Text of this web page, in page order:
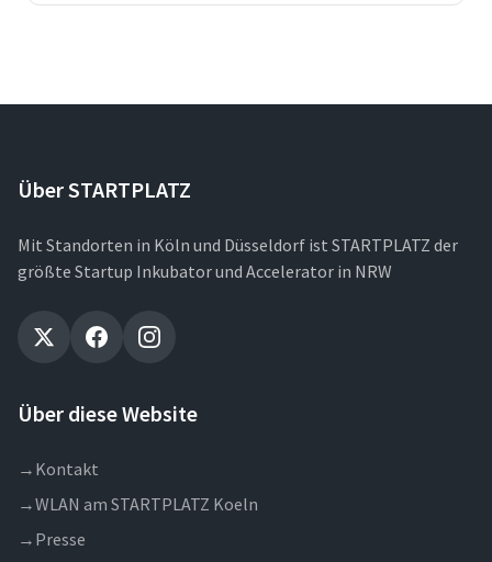
Über STARTPLATZ
Mit Standorten in Köln und Düsseldorf ist STARTPLATZ der
größte Startup Inkubator und Accelerator in NRW
Über diese Website
→ Kontakt
→WLAN am STARTPLATZ Koeln
→ Presse